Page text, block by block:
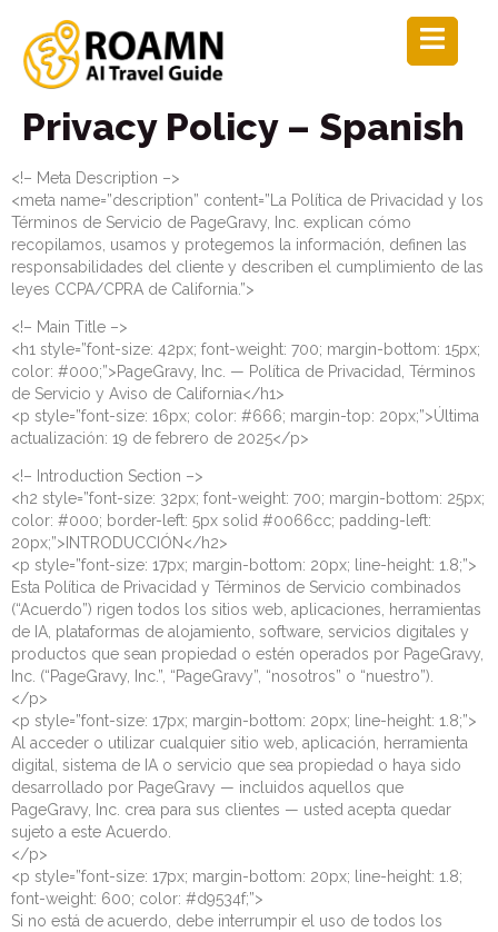
Privacy Policy – Spanish
<!– Meta Description –>
<meta name=”description” content=”La Política de Privacidad y los
Términos de Servicio de PageGravy, Inc. explican cómo
recopilamos, usamos y protegemos la información, definen las
responsabilidades del cliente y describen el cumplimiento de las
leyes CCPA/CPRA de California.”>
<!– Main Title –>
<h1 style=”font-size: 42px; font-weight: 700; margin-bottom: 15px;
color: #000;”>PageGravy, Inc. — Política de Privacidad, Términos
de Servicio y Aviso de California</h1>
<p style=”font-size: 16px; color: #666; margin-top: 20px;”>Última
actualización: 19 de febrero de 2025</p>
<!– Introduction Section –>
<h2 style=”font-size: 32px; font-weight: 700; margin-bottom: 25px;
color: #000; border-left: 5px solid #0066cc; padding-left:
20px;”>INTRODUCCIÓN</h2>
<p style=”font-size: 17px; margin-bottom: 20px; line-height: 1.8;”>
Esta Política de Privacidad y Términos de Servicio combinados
(“Acuerdo”) rigen todos los sitios web, aplicaciones, herramientas
de IA, plataformas de alojamiento, software, servicios digitales y
productos que sean propiedad o estén operados por PageGravy,
Inc. (“PageGravy, Inc.”, “PageGravy”, “nosotros” o “nuestro”).
</p>
<p style=”font-size: 17px; margin-bottom: 20px; line-height: 1.8;”>
Al acceder o utilizar cualquier sitio web, aplicación, herramienta
digital, sistema de IA o servicio que sea propiedad o haya sido
desarrollado por PageGravy — incluidos aquellos que
PageGravy, Inc. crea para sus clientes — usted acepta quedar
sujeto a este Acuerdo.
</p>
<p style=”font-size: 17px; margin-bottom: 20px; line-height: 1.8;
font-weight: 600; color: #d9534f;”>
Si no está de acuerdo, debe interrumpir el uso de todos los